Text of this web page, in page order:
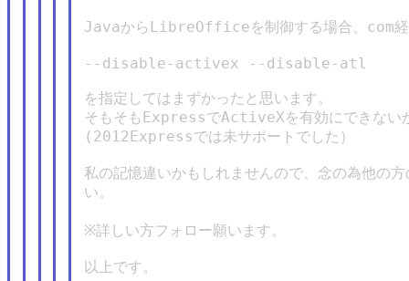
JavaからLibreOfficeを制御する場合、com経
--disable-activex --disable-atl
を指定してはまずかったと思います。
そもそもExpressでActiveXを有効にできない
(2012Expressでは未サポートでした）
私の記憶違いかもしれませんので、念の為他の
い。
※詳しい方フォロー願います。
以上です。